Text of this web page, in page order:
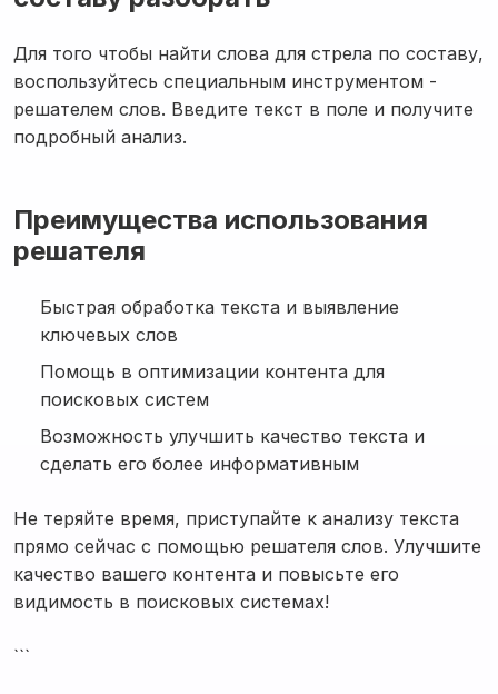
Для того чтобы найти слова для стрела по составу,
воспользуйтесь специальным инструментом -
решателем слов. Введите текст в поле и получите
подробный анализ.
Преимущества использования
решателя
Быстрая обработка текста и выявление
ключевых слов
Помощь в оптимизации контента для
поисковых систем
Возможность улучшить качество текста и
сделать его более информативным
Не теряйте время, приступайте к анализу текста
прямо сейчас с помощью решателя слов. Улучшите
качество вашего контента и повысьте его
видимость в поисковых системах!
```